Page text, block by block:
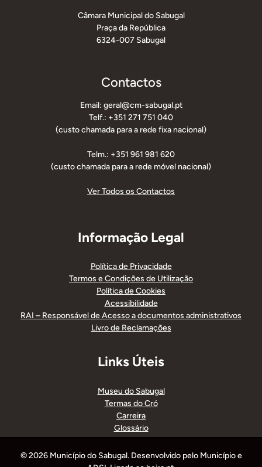
Câmara Municipal do Sabugal
Praça da República
6324-007 Sabugal
Contactos
Email: geral@cm-sabugal.pt
Telf.: +351 271 751 040
(custo chamada para a rede fixa nacional)
Telm.: +351 961 981 620
(custo chamada para a rede móvel nacional)
Ver Todos os Contactos
Informação Legal
Política de Privacidade
Termos e Condições de Utilização
Política de Cookies
Acessibilidade
RAI – Responsável de Acesso a documentos administrativos
Livro de Reclamações
Links Úteis
Museu do Sabugal
Termas do Cró
Carreira
Glossário
© 2026 Município do Sabugal. Desenvolvido pelo Município e